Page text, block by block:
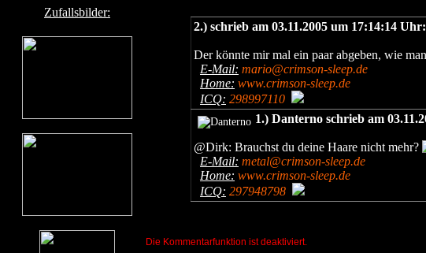
Zufallsbilder:
2.) schrieb am 03.11.2005 um 17:14:14 Uhr:
Der könnte mir mal ein paar abgeben, wie
E-Mail: mario@crimson-sleep.de
Home: www.crimson-sleep.de
ICQ: 298997110
1.) Danterno schrieb am
@Dirk: Brauchst du deine Haare nicht mehr?
E-Mail: metal@crimson-sleep.de
Home: www.crimson-sleep.de
ICQ: 297948798
Die Kommentarfunktion ist deaktiviert.